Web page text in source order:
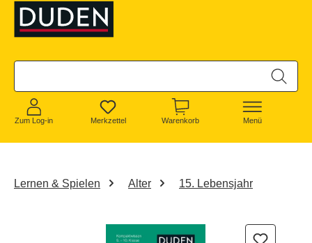
springen
Zum Log-in Merkzettel Warenkorb Menü
Lernen & Spielen Alter 15. Lebensjahr